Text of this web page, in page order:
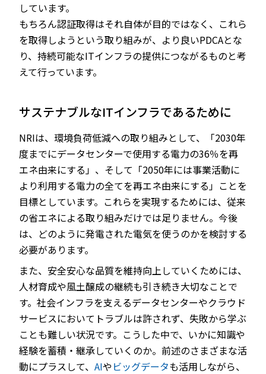
しています。
もちろん認証取得はそれ自体が目的ではなく、これら
を取得しようという取り組みが、より良いPDCAとな
り、持続可能なITインフラの提供につながるものと考
えて行っています。
サステナブルなITインフラであるために
NRIは、環境負荷低減への取り組みとして、「2030年
度までにデータセンターで使用する電力の36％を再
エネ由来にする」、そして「2050年には事業活動に
より利用する電力の全てを再エネ由来にする」ことを
目標としています。これらを実現するためには、従来
の省エネによる取り組みだけでは足りません。今後
は、どのように発電された電気を使うのかを検討する
必要があります。
また、安全安心な品質を維持向上していくためには、
人材育成や風土醸成の継続も引き続き大切なことで
す。社会インフラを支えるデータセンターやクラウド
サービスにおいてトラブルは許されず、失敗から学ぶ
ことも難しい状況です。こうした中で、いかに知識や
経験を蓄積・継承していくのか。前述のさまざまな活
動にプラスして、 AIやビッグデータも活用しながら、